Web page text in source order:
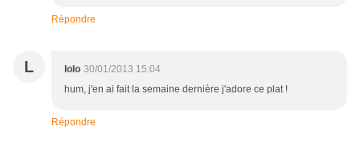
Répondre
L lolo 30/01/2013 15:04
hum, j'en ai fait la semaine dernière j'adore ce plat !
Répondre